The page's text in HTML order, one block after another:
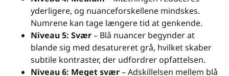
yderligere, og nuanceforskellene mindskes.
Numrene kan tage længere tid at genkende.
Niveau 5: Svær– Blå nuancer begynder at
blande sig med desatureret grå, hvilket skaber
subtile kontraster, der udfordrer opfattelsen.
Niveau 6: Meget svær– Adskillelsen mellem blå